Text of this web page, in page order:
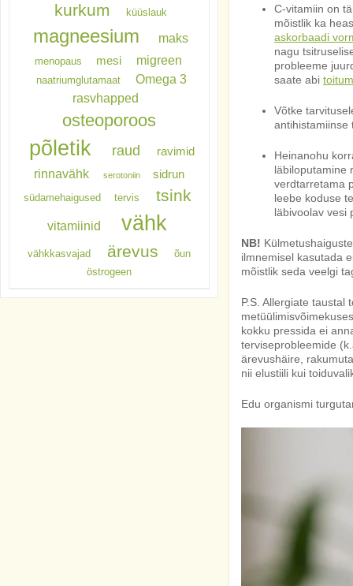
C-vitamiin on
mõistlik ka
askorbaadi
nagu
probleeme
saate abi
Võtke
antihistamiinse
Heinanohu
läbiloputamine
verdtarretama
leebe koduse
läbivoolav vesi
NB!
ilmnemisel kasutada
mõistlik seda veelgi
P.S. Allergiate taustal
kokku pressida ei
terviseprobleemide
ärevushäire,
nii elustiili kui
Edu organismi
kurkum küüslauk
magneesium maks
menopaus mesi migreen
naatriumglutamaat
Omega 3
rasvhapped
osteoporoos
põletik raud ravimid
rinnavähk serotoniin sidrun
südamehaigused tervis tsink
vitamiinid vähk
vähkkasvajad ärevus
õun
östrogeen